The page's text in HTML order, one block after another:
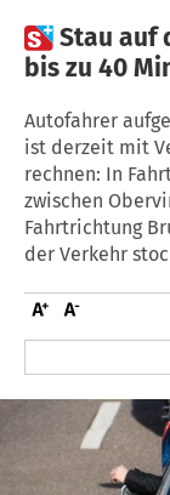
Stau auf
bis zu 40
Autofahrer
ist derzeit mit
rechnen: In
zwischen
Fahrtrichtung
der Verkehr